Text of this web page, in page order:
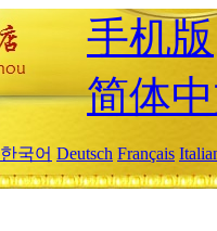
手机版
简体
한국어 Deutsch Français